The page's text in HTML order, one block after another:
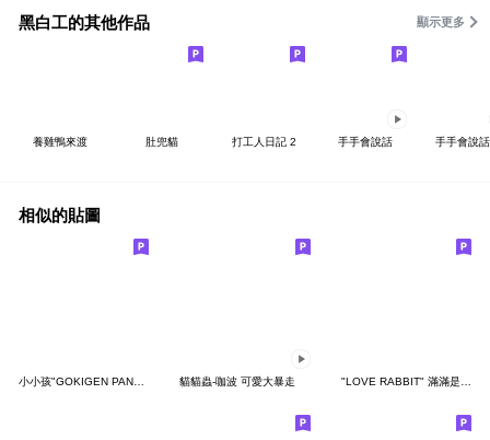
黑白工的其他作品 顯示更多
養雞鴨來渡 肚兜貓 打工人日記 2 手手會說話 手手會說
相似的貼圖
小小孩"GOKIGEN PANDA" 台灣版 貓貓蟲-咖波 可愛大暴走 "LOVE RABBIT" 滿滿是愛 台灣版